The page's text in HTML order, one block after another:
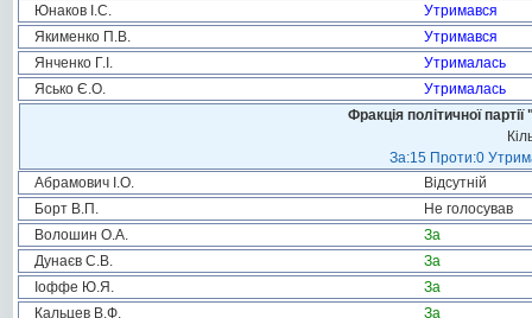
Юнаков І.С.
Утримався
Якименко П.В.
Утримався
Янченко Г.І.
Утрималась
Ясько Є.О.
Утрималась
Фракція політичної
За:15 Проти:0
Абрамович І.О.
Відсутній
Борт В.П.
Не голосував
Волошин О.А.
За
Дунаєв С.В.
За
Іоффе Ю.Я.
За
Кальцев В.Ф.
За